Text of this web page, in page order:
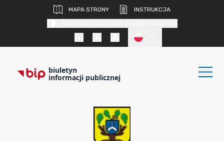
MAPA STRONY
INSTRUKCJA
biuletyn
informacji publicznej